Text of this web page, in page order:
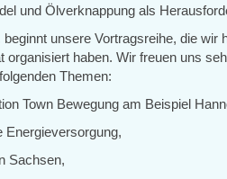
und Ölverknappung als
beginnt unsere Vortragsreihe, die
organisiert haben. Wir freuen uns
Themen:
Town Bewegung am Beispiel
Energieversorgung,
Sachsen,